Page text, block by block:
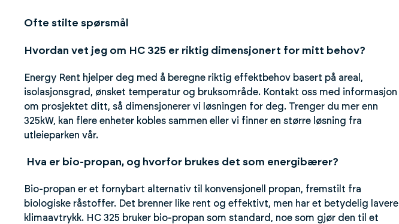
Ofte stilte spørsmål
Hvordan vet jeg om HC 325 er riktig dimensjonert for mitt behov?
Energy Rent hjelper deg med å beregne riktig effektbehov basert på areal,
isolasjonsgrad, ønsket temperatur og bruksområde. Kontakt oss med informasjon
om prosjektet ditt, så dimensjonerer vi løsningen for deg. Trenger du mer enn
325kW, kan flere enheter kobles sammen eller vi finner en større løsning fra
utleieparken vår.
Hva er bio-propan, og hvorfor brukes det som energibærer?
Bio-propan er et fornybart alternativ til konvensjonell propan, fremstilt fra
biologiske råstoffer. Det brenner like rent og effektivt, men har et betydelig lavere
klimaavtrykk. HC 325 bruker bio-propan som standard, noe som gjør den til et